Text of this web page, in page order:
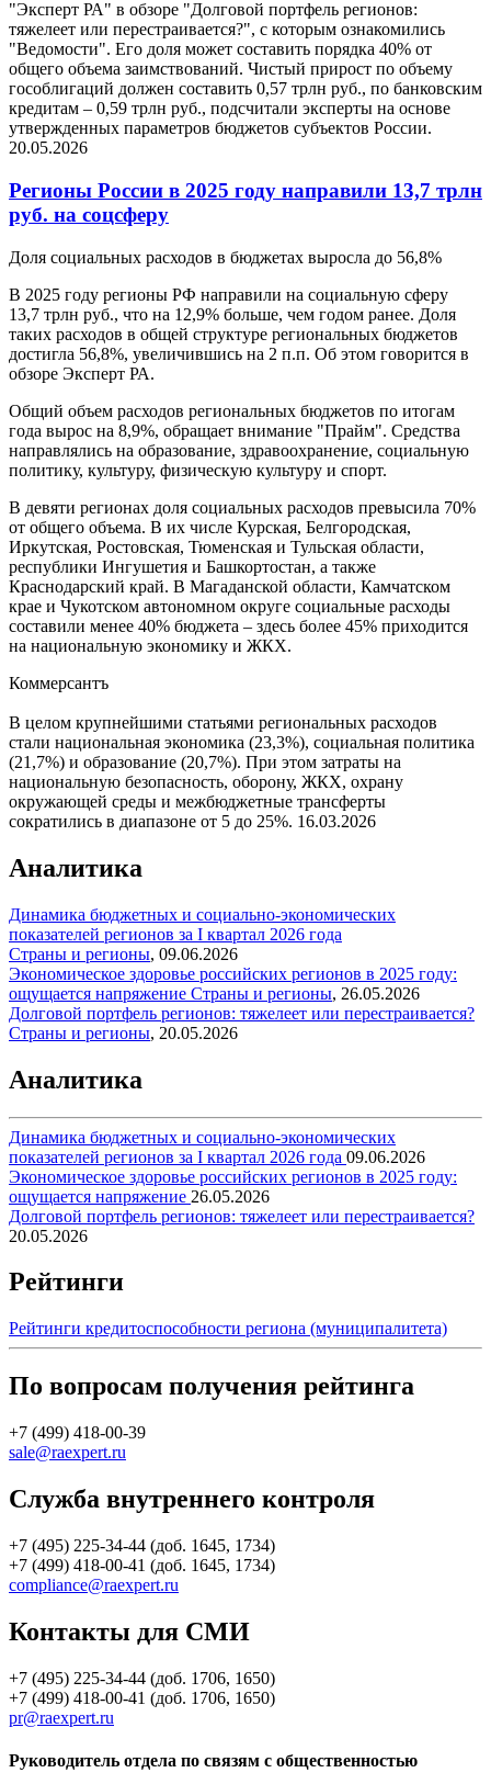
"Эксперт РА" в обзоре "Долговой портфель регионов:
тяжелеет или перестраивается?", с которым ознакомились
"Ведомости". Его доля может составить порядка 40% от
общего объема заимствований. Чистый прирост по объему
гособлигаций должен составить 0,57 трлн руб., по банковским
кредитам – 0,59 трлн руб., подсчитали эксперты на основе
утвержденных параметров бюджетов субъектов России.
20.05.2026
Регионы России в 2025 году направили 13,7 трлн
руб. на соцсферу
Доля социальных расходов в бюджетах выросла до 56,8%
В 2025 году регионы РФ направили на социальную сферу
13,7 трлн руб., что на 12,9% больше, чем годом ранее. Доля
таких расходов в общей структуре региональных бюджетов
достигла 56,8%, увеличившись на 2 п.п. Об этом говорится в
обзоре Эксперт РА.
Общий объем расходов региональных бюджетов по итогам
года вырос на 8,9%, обращает внимание "Прайм". Средства
направлялись на образование, здравоохранение, социальную
политику, культуру, физическую культуру и спорт.
В девяти регионах доля социальных расходов превысила 70%
от общего объема. В их числе Курская, Белгородская,
Иркутская, Ростовская, Тюменская и Тульская области,
республики Ингушетия и Башкортостан, а также
Краснодарский край. В Магаданской области, Камчатском
крае и Чукотском автономном округе социальные расходы
составили менее 40% бюджета – здесь более 45% приходится
на национальную экономику и ЖКХ.
Коммерсантъ
В целом крупнейшими статьями региональных расходов
стали национальная экономика (23,3%), социальная политика
(21,7%) и образование (20,7%). При этом затраты на
национальную безопасность, оборону, ЖКХ, охрану
окружающей среды и межбюджетные трансферты
сократились в диапазоне от 5 до 25%. 16.03.2026
Аналитика
Динамика бюджетных и социально-экономических
показателей регионов за I квартал 2026 года
Страны и регионы, 09.06.2026
Экономическое здоровье российских регионов в 2025 году:
ощущается напряжение Страны и регионы, 26.05.2026
Долговой портфель регионов: тяжелеет или перестраивается?
Страны и регионы, 20.05.2026
Аналитика
Динамика бюджетных и социально-экономических
показателей регионов за I квартал 2026 года 09.06.2026
Экономическое здоровье российских регионов в 2025 году:
ощущается напряжение 26.05.2026
Долговой портфель регионов: тяжелеет или перестраивается?
20.05.2026
Рейтинги
Рейтинги кредитоспособности региона (муниципалитета)
По вопросам получения рейтинга
+7 (499) 418-00-39
sale@raexpert.ru
Служба внутреннего контроля
+7 (495) 225-34-44 (доб. 1645, 1734)
+7 (499) 418-00-41 (доб. 1645, 1734)
compliance@raexpert.ru
Контакты для СМИ
+7 (495) 225-34-44 (доб. 1706, 1650)
+7 (499) 418-00-41 (доб. 1706, 1650)
pr@raexpert.ru
Руководитель отдела по связям с общественностью